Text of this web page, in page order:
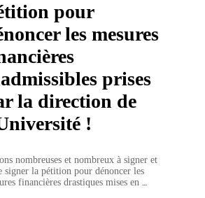
pour
les mesures
prises
la direction de
!
nombreuses et nombreux à signer et
signer la pétition pour dénoncer les
financières drastiques mises en